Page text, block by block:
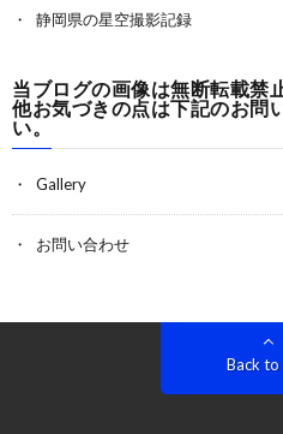
静岡県の星空撮影記録
当ブログの画像は無断転載禁
他お気づきの点は下記のお問
い。
Gallery
お問い合わせ
Back to